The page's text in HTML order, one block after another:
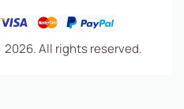
2026. All rights reserved.